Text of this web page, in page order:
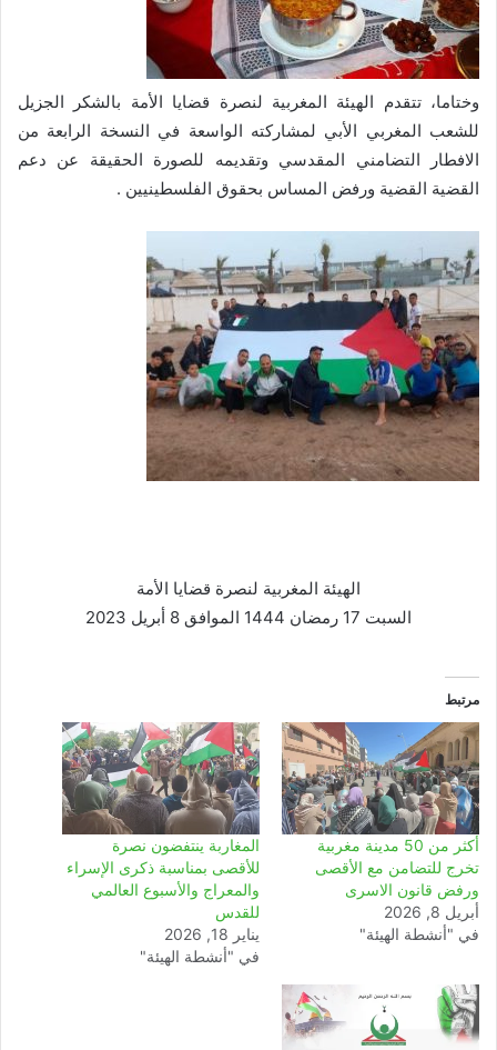
وختاما، تتقدم الهيئة المغربية لنصرة قضايا الأمة بالشكر الجزيل
للشعب المغربي الأبي لمشاركته الواسعة في النسخة الرابعة من
الافطار التضامني المقدسي وتقديمه للصورة الحقيقة عن دعم
القضية القضية ورفض المساس بحقوق الفلسطينيين .
الهيئة المغربية لنصرة قضايا الأمة
السبت 17 رمضان 1444 الموافق 8 أبريل 2023
مرتبط
أكثر من 50 مدينة مغربية
تخرج للتضامن مع الأقصى
ورفض قانون الاسرى
أبريل 8, 2026
في "أنشطة الهيئة"
المغاربة ينتفضون نصرة
للأقصى بمناسبة ذكرى الإسراء
والمعراج والأسبوع العالمي
للقدس
يناير 18, 2026
في "أنشطة الهيئة"